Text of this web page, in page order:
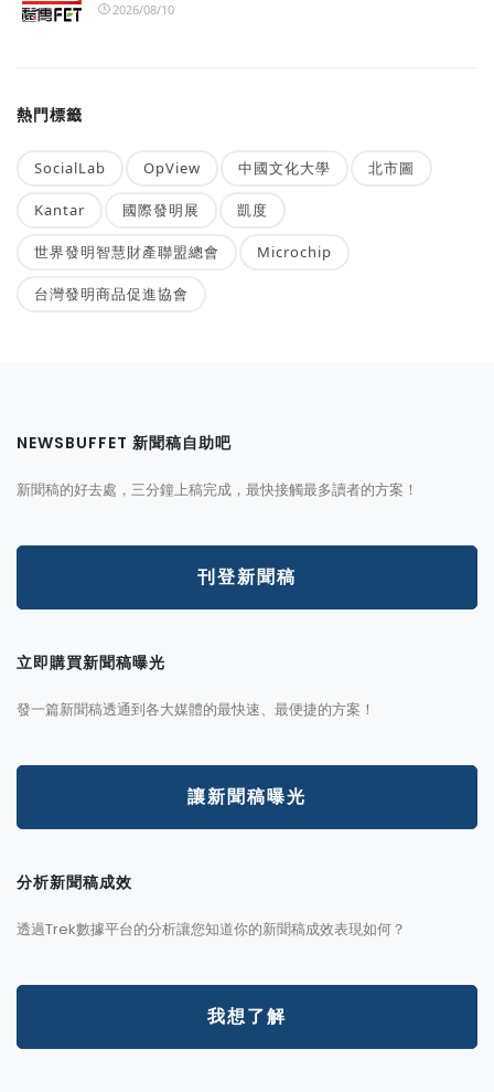
2026/08/10
熱門標籤
SocialLab OpView 中國文化大學 北市圖
Kantar 國際發明展 凱度
世界發明智慧財產聯盟總會 Microchip
台灣發明商品促進協會
NEWSBUFFET 新聞稿自助吧
新聞稿的好去處，三分鐘上稿完成，最快接觸最多讀者的方案！
刊登新聞稿
立即購買新聞稿曝光
發一篇新聞稿透通到各大媒體的最快速、最便捷的方案！
讓新聞稿曝光
分析新聞稿成效
透過Trek數據平台的分析讓您知道你的新聞稿成效表現如何？
我想了解